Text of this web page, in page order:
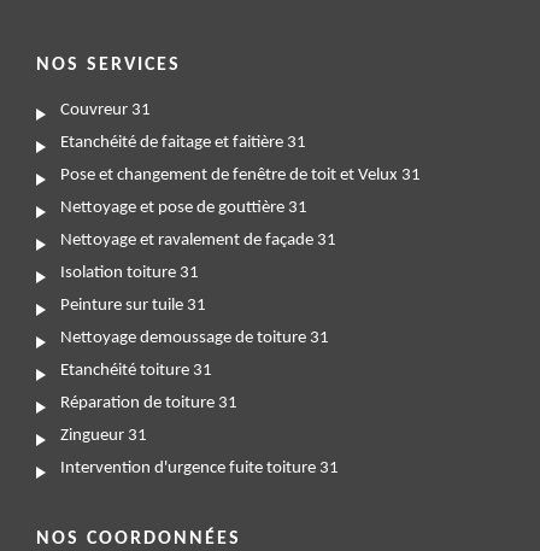
NOS SERVICES
Couvreur 31
Etanchéité de faitage et faitière 31
Pose et changement de fenêtre de toit et Velux 31
Nettoyage et pose de gouttière 31
Nettoyage et ravalement de façade 31
Isolation toiture 31
Peinture sur tuile 31
Nettoyage demoussage de toiture 31
Etanchéité toiture 31
Réparation de toiture 31
Zingueur 31
Intervention d'urgence fuite toiture 31
NOS COORDONNÉES